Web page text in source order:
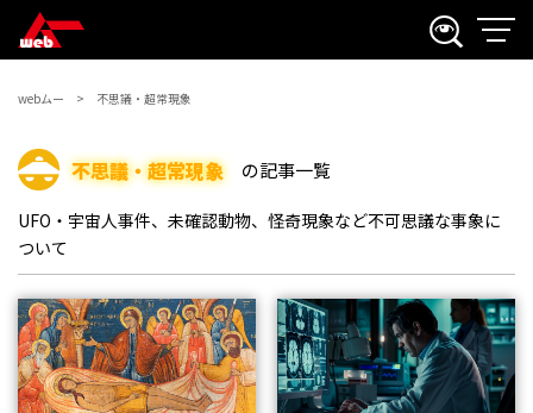
webムー 不思議・超常現象
不思議・超常現象 の記事一覧
UFO・宇宙人事件、未確認動物、怪奇現象など不可思議な事象に
ついて